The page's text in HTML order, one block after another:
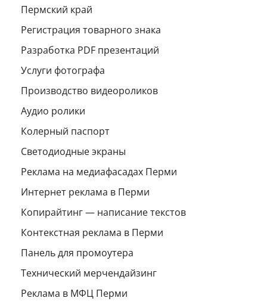
Пермский край
Регистрация товарного знака
Разработка PDF презентаций
Услуги фотографа
Производство видеороликов
Аудио ролики
Колерный паспорт
Светодиодные экраны
Реклама на медиафасадах Перми
Интернет реклама в Перми
Копирайтинг — написание текстов
Контекстная реклама в Перми
Панель для промоутера
Технический мерчендайзинг
Реклама в МФЦ Перми